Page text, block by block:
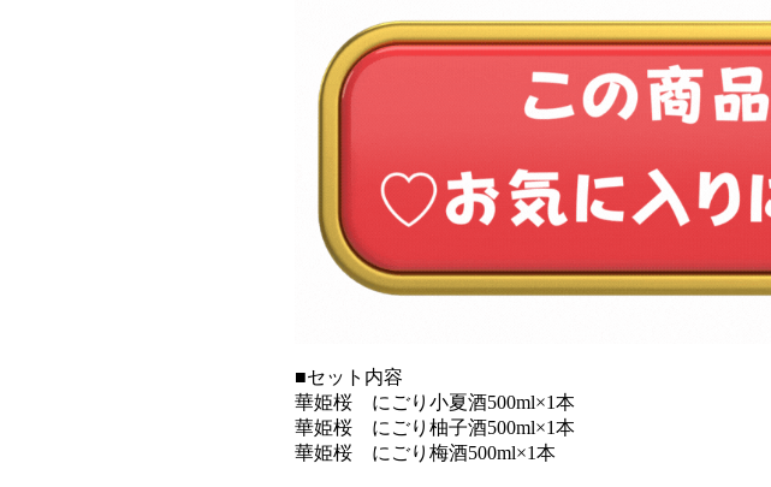
■セット内容
華姫桜 にごり小夏酒500ml×1本
華姫桜 にごり柚子酒500ml×1本
華姫桜 にごり梅酒500ml×1本